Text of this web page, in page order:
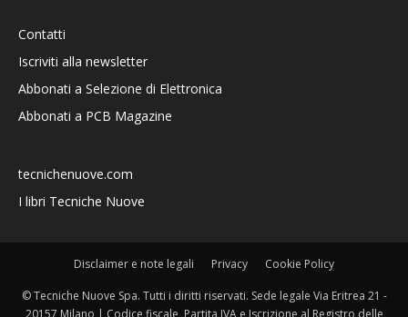
Contatti
Iscriviti alla newsletter
Abbonati a Selezione di Elettronica
Abbonati a PCB Magazine
tecnichenuove.com
I libri Tecniche Nuove
Disclaimer e note legali Privacy Cookie Policy
© Tecniche Nuove Spa. Tutti i diritti riservati. Sede legale Via Eritrea 21 -